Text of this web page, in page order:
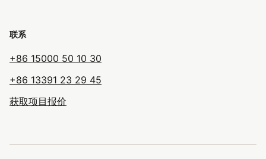
联系
+86 15000 50 10 30
+86 13391 23 29 45
获取项目报价